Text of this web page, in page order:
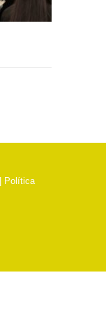
Política